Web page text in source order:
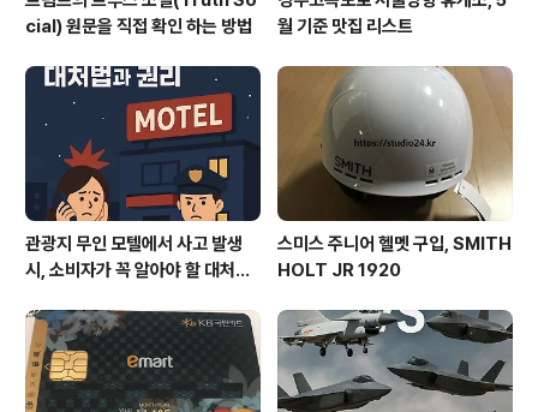
cial) 원문을 직접 확인 하는 방법
월 기준 맛집 리스트
관광지 무인 모텔에서 사고 발생
시, 소비자가 꼭 알아야 할 대처법
스미스 주니어 헬멧 구입, SMITH
HOLT JR 1920